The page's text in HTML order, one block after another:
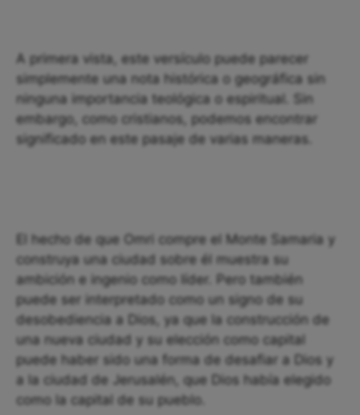
A primera vista, este versículo puede parecer
simplemente una nota histórica o geográfica sin
ninguna importancia teológica o espiritual. Sin
embargo, como cristianos, podemos encontrar
significado en este pasaje de varias maneras.
El hecho de que Omri compre el Monte Samaria y
construya una ciudad sobre él muestra su
ambición e ingenio como líder. Pero también
puede ser interpretado como un signo de su
desobediencia a Dios, ya que la construcción de
una nueva ciudad y su elección como capital
puede haber sido una forma de desafiar a Dios y
a la ciudad de Jerusalén, que Dios había elegido
como la capital de su pueblo.